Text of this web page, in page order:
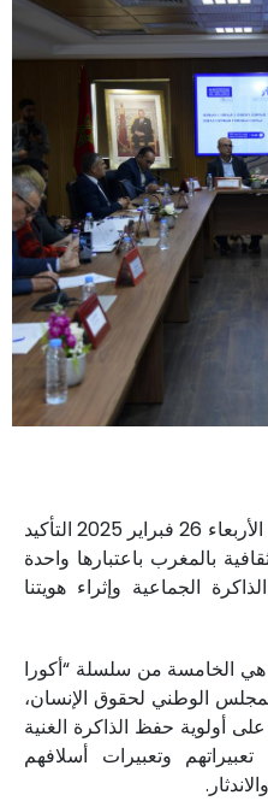
جدد مشاركات ومشاركون يوم الأربعاء 26 فبراير 2025 التأكيد
بالمغرب باعتبارها واحدة
الجماعية وإثراء هويتنا
الخامسة من سلسلة “أكورا
الوطني لحقوق الإنسان،
أولوية حفظ الذاكرة الغنية
وتعبيرات أسلافهم